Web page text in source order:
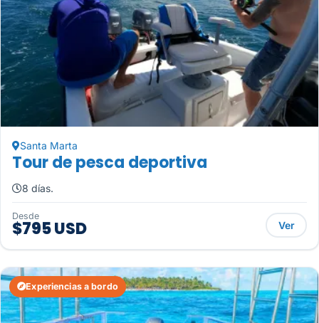
Santa Marta
Tour de pesca deportiva
8 días.
Desde
$795 USD Ver
Experiencias a bordo